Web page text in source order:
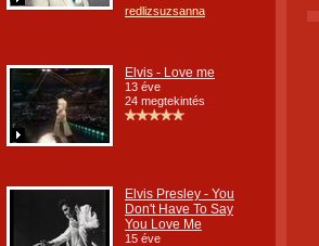
redlizsuzsanna
Elvis - Love me
13 éve
24 megtekintés
Elvis Presley - You
Don't Have To Say
You Love Me
15 éve